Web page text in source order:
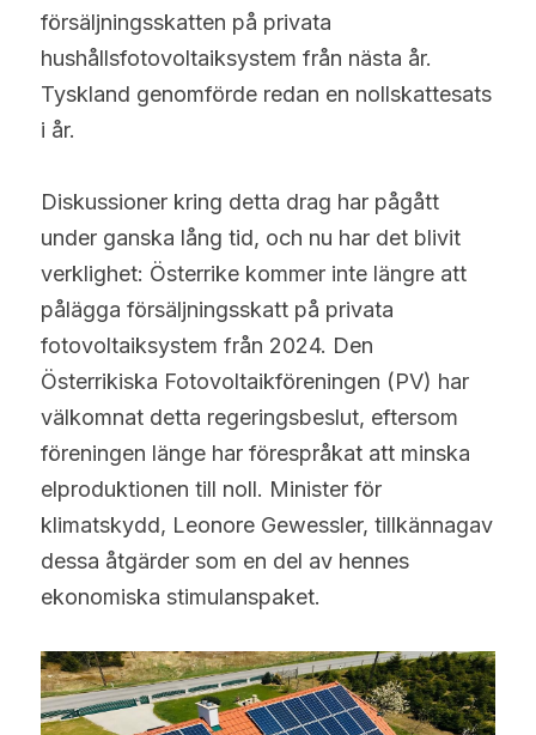
försäljningsskatten på privata
hushållsfotovoltaiksystem från nästa år.
Tyskland genomförde redan en nollskattesats
i år.
Diskussioner kring detta drag har pågått
under ganska lång tid, och nu har det blivit
verklighet: Österrike kommer inte längre att
pålägga försäljningsskatt på privata
fotovoltaiksystem från 2024. Den
Österrikiska Fotovoltaikföreningen (PV) har
välkomnat detta regeringsbeslut, eftersom
föreningen länge har förespråkat att minska
elproduktionen till noll. Minister för
klimatskydd, Leonore Gewessler, tillkännagav
dessa åtgärder som en del av hennes
ekonomiska stimulanspaket.